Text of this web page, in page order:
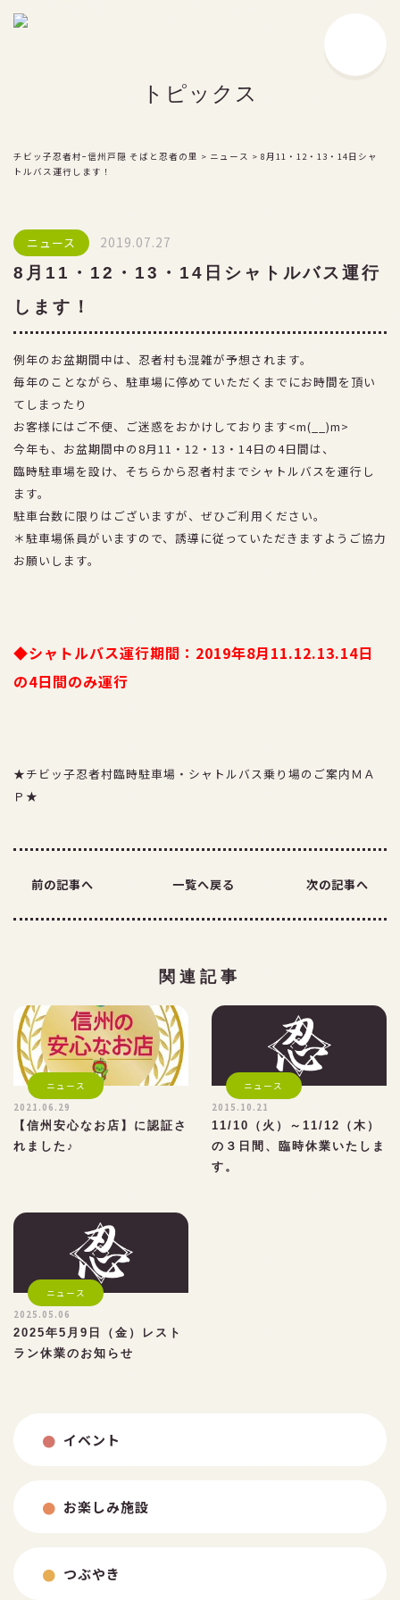
TEL：026-254-3723
よくある質問
戸隠流忍者の由来
お楽しみ施設
食事処・お土産処
料金
アクセス
採用情報
プライバシーポリシー
トピックス
チビッ子忍者村ｰ信州戸隠 そばと忍者の里 > ニュース > 8月11・12・13・14日シャ
トルバス運行します！
ニュース 2019.07.27
8月11・12・13・14日シャトルバス運行
します！
例年のお盆期間中は、忍者村も混雑が予想されます。
毎年のことながら、駐車場に停めていただくまでにお時間を頂い
てしまったり
お客様にはご不便、ご迷惑をおかけしております<m(__)m>
今年も、お盆期間中の8月11・12・13・14日の4日間は、
臨時駐車場を設け、そちらから忍者村までシャトルバスを運行し
ます。
駐車台数に限りはございますが、ぜひご利用ください。
＊駐車場係員がいますので、誘導に従っていただきますようご協力
お願いします。
◆シャトルバス運行期間：2019年8月11.12.13.14日
の4日間のみ運行
★チビッ子忍者村臨時駐車場・シャトルバス乗り場のご案内ＭＡ
Ｐ★
前の記事へ 一覧へ戻る 次の記事へ
関連記事
ニュース
2021.06.29
【信州安心なお店】に認証さ
れました♪
ニュース
2015.10.21
11/10（火）～11/12（木）
の３日間、臨時休業いたしま
す。
ニュース
2025.05.06
2025年5月9日（金）レスト
ラン休業のお知らせ
イベント
お楽しみ施設
つぶやき